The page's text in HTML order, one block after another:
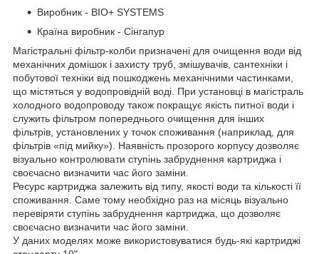
Виробник - BIO+ SYSTEMS
Країна виробник - Сінгапур
Магістральні фільтр-колби призначені для очищення води від
механічних домішок і захисту труб, змішувачів, сантехніки і
побутової техніки від пошкоджень механічними частинками,
що містяться у водопровідній воді. При установці в магістраль
холодного водопроводу також покращує якість питної води і
служить фільтром попереднього очищення для інших
фільтрів, установлених у точок споживання (наприклад, для
фільтрів «під мийку»). Наявність прозорого корпусу дозволяє
візуально контролювати ступінь забруднення картриджа і
своєчасно визначити час його заміни.
Ресурс картриджа залежить від типу, якості води та кількості її
споживання. Саме тому необхідно раз на місяць візуально
перевіряти ступінь забруднення картриджа, що дозволяє
своєчасно визначити час його заміни.
У даних моделях може використовуватися будь-які картриджі